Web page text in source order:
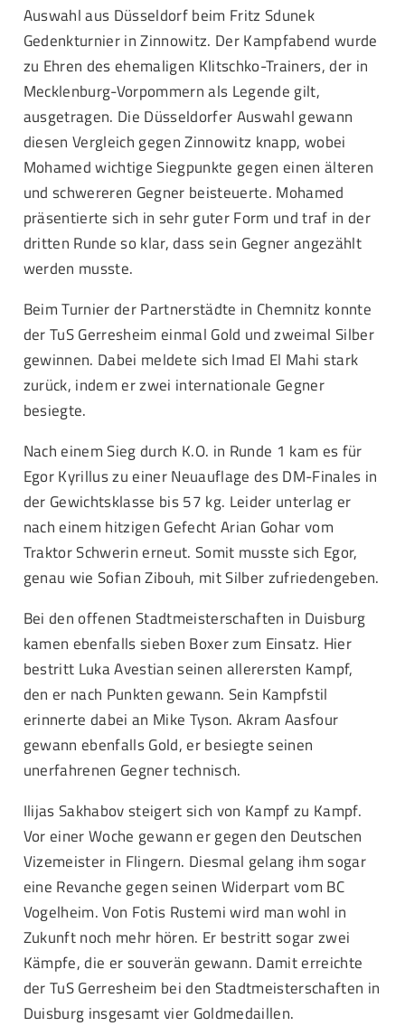
Auswahl aus Düsseldorf beim Fritz Sdunek
Gedenkturnier in Zinnowitz. Der Kampfabend wurde
zu Ehren des ehemaligen Klitschko-Trainers, der in
Mecklenburg-Vorpommern als Legende gilt,
ausgetragen. Die Düsseldorfer Auswahl gewann
diesen Vergleich gegen Zinnowitz knapp, wobei
Mohamed wichtige Siegpunkte gegen einen älteren
und schwereren Gegner beisteuerte. Mohamed
präsentierte sich in sehr guter Form und traf in der
dritten Runde so klar, dass sein Gegner angezählt
werden musste.
Beim Turnier der Partnerstädte in Chemnitz konnte
der TuS Gerresheim einmal Gold und zweimal Silber
gewinnen. Dabei meldete sich Imad El Mahi stark
zurück, indem er zwei internationale Gegner
besiegte.
Nach einem Sieg durch K.O. in Runde 1 kam es für
Egor Kyrillus zu einer Neuauflage des DM-Finales in
der Gewichtsklasse bis 57 kg. Leider unterlag er
nach einem hitzigen Gefecht Arian Gohar vom
Traktor Schwerin erneut. Somit musste sich Egor,
genau wie Sofian Zibouh, mit Silber zufriedengeben.
Bei den offenen Stadtmeisterschaften in Duisburg
kamen ebenfalls sieben Boxer zum Einsatz. Hier
bestritt Luka Avestian seinen allerersten Kampf,
den er nach Punkten gewann. Sein Kampfstil
erinnerte dabei an Mike Tyson. Akram Aasfour
gewann ebenfalls Gold, er besiegte seinen
unerfahrenen Gegner technisch.
Ilijas Sakhabov steigert sich von Kampf zu Kampf.
Vor einer Woche gewann er gegen den Deutschen
Vizemeister in Flingern. Diesmal gelang ihm sogar
eine Revanche gegen seinen Widerpart vom BC
Vogelheim. Von Fotis Rustemi wird man wohl in
Zukunft noch mehr hören. Er bestritt sogar zwei
Kämpfe, die er souverän gewann. Damit erreichte
der TuS Gerresheim bei den Stadtmeisterschaften in
Duisburg insgesamt vier Goldmedaillen.